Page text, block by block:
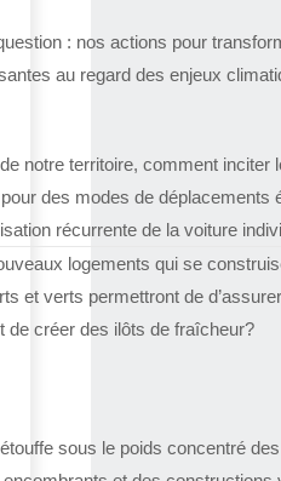
: nos actions pour
au regard des enjeux
notre territoire, comment inciter
des modes de déplacements
récurrente de la voiture
logements qui se
et verts permettront de
de créer des ilôts de fraîcheur?
sous le poids concentré